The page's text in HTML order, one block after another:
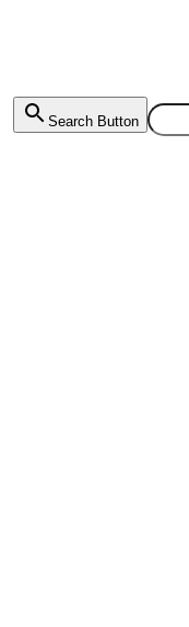
Search Button